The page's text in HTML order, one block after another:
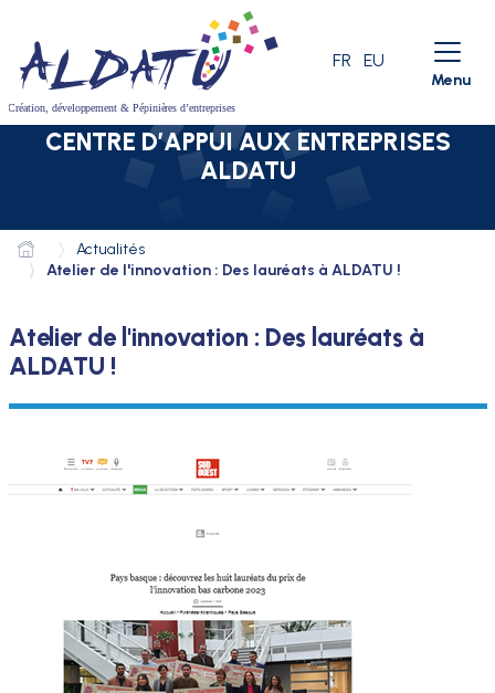
Aller à la recherche
LANGUE ACTIVE
FR EU
Menu
CENTRE D’APPUI AUX ENTREPRISES
ALDATU
Actualités
Atelier de l'innovation : Des lauréats à ALDATU !
Atelier de l'innovation : Des lauréats à
ALDATU !